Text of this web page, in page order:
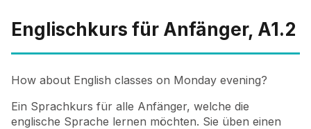
Englischkurs für Anfänger, A1.2
How about English classes on Monday evening?
Ein Sprachkurs für alle Anfänger, welche die
englische Sprache lernen möchten. Sie üben einen